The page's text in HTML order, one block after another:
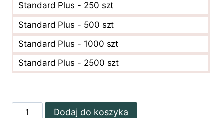
Standard Plus - 250 szt
Standard Plus - 500 szt
Standard Plus - 1000 szt
Standard Plus - 2500 szt
ilość
Dodaj do koszyka